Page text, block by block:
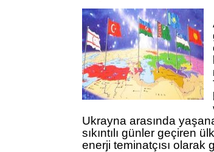
Ukrayna arasında
sıkıntılı günler geçiren
enerji teminatçısı olarak